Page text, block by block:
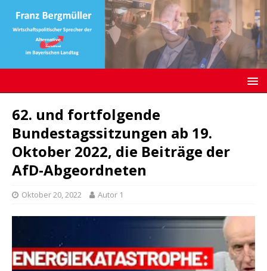
62. und fortfolgende
Bundestagssitzungen ab 19.
Oktober 2022, die Beiträge der
AfD-Abgeordneten
Oktober 20, 2022 Autor 1